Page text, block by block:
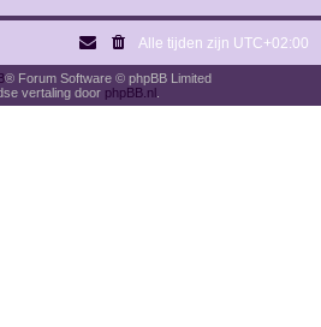
Alle tijden zijn UTC+02:00
® Forum Software © phpBB Limited
vertaling door phpBB.nl